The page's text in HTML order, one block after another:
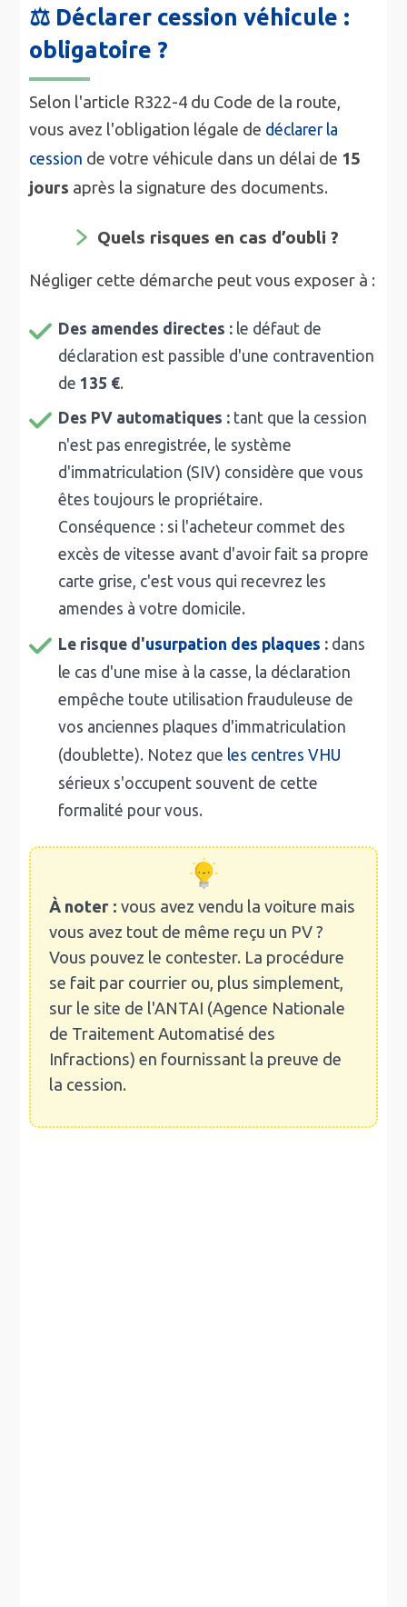
⚖️ Déclarer cession véhicule :
obligatoire ?
Selon l'article R322-4 du Code de la route,
vous avez l'obligation légale de déclarer la
cession de votre véhicule dans un délai de 15
jours après la signature des documents.
Quels risques en cas d’oubli ?
Négliger cette démarche peut vous exposer à :
Des amendes directes : le défaut de
déclaration est passible d'une contravention
de 135 €.
Des PV automatiques : tant que la cession
n'est pas enregistrée, le système
d'immatriculation (SIV) considère que vous
êtes toujours le propriétaire.
Conséquence : si l'acheteur commet des
excès de vitesse avant d'avoir fait sa propre
carte grise, c'est vous qui recevrez les
amendes à votre domicile.
Le risque d'usurpation des plaques : dans
le cas d'une mise à la casse, la déclaration
empêche toute utilisation frauduleuse de
vos anciennes plaques d'immatriculation
(doublette). Notez que les centres VHU
sérieux s'occupent souvent de cette
formalité pour vous.
À noter : vous avez vendu la voiture mais
vous avez tout de même reçu un PV ?
Vous pouvez le contester. La procédure
se fait par courrier ou, plus simplement,
sur le site de l'ANTAI (Agence Nationale
de Traitement Automatisé des
Infractions) en fournissant la preuve de
la cession.